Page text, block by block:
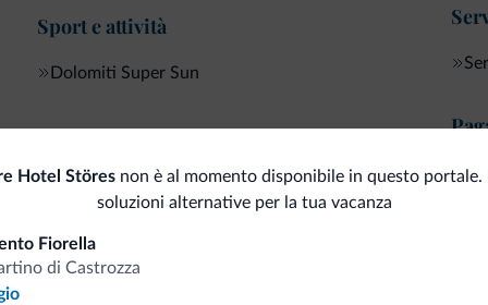
Sport e attività
Dolomiti Super Sun
Internet
Wi-Fi gratuito
Hotel Störes non è al momento disponibile in questo portale.
soluzioni alternative per la tua vacanza
Fiorella
di Castrozza